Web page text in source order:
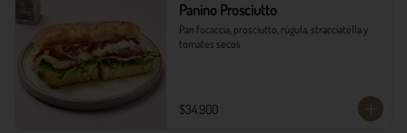
Panino Prosciutto
Pan focaccia, prosciutto, rúgula, stracciatella y
tomates secos
$34.900